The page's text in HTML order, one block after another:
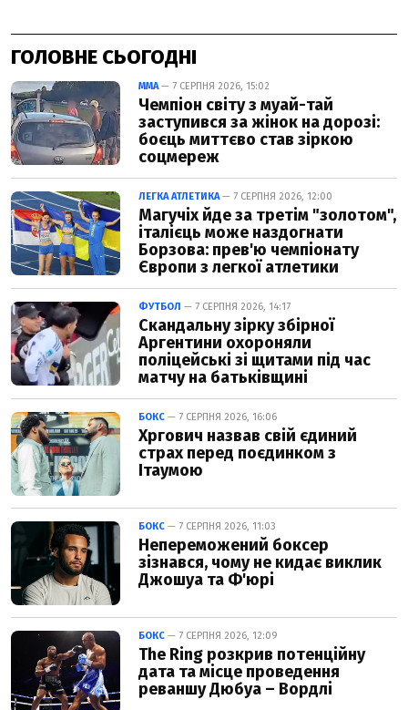
ГОЛОВНЕ СЬОГОДНІ
ММА— 7 СЕРПНЯ 2026, 15:02
Чемпіон світу з муай-тай
заступився за жінок на дорозі:
боєць миттєво став зіркою
соцмереж
ЛЕГКА АТЛЕТИКА— 7 СЕРПНЯ 2026, 12:00
Магучіх йде за третім "золотом",
італієць може наздогнати
Борзова: прев'ю чемпіонату
Європи з легкої атлетики
ФУТБОЛ — 7 СЕРПНЯ 2026, 14:17
Скандальну зірку збірної
Аргентини охороняли
поліцейські зі щитами під час
матчу на батьківщині
БОКС — 7 СЕРПНЯ 2026, 16:06
Хргович назвав свій єдиний
страх перед поєдинком з
Ітаумою
БОКС — 7 СЕРПНЯ 2026, 11:03
Непереможений боксер
зізнався, чому не кидає виклик
Джошуа та Ф'юрі
БОКС — 7 СЕРПНЯ 2026, 12:09
The Ring розкрив потенційну
дата та місце проведення
реваншу Дюбуа – Вордлі